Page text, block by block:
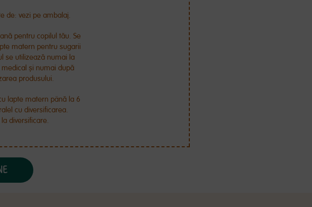
de: vezi pe ambalaj.
pentru copilul tău. Se
matern pentru sugarii
se utilizează numai la
și numai după
produsului.
lapte matern până la 6
cu diversificarea.
diversificare.